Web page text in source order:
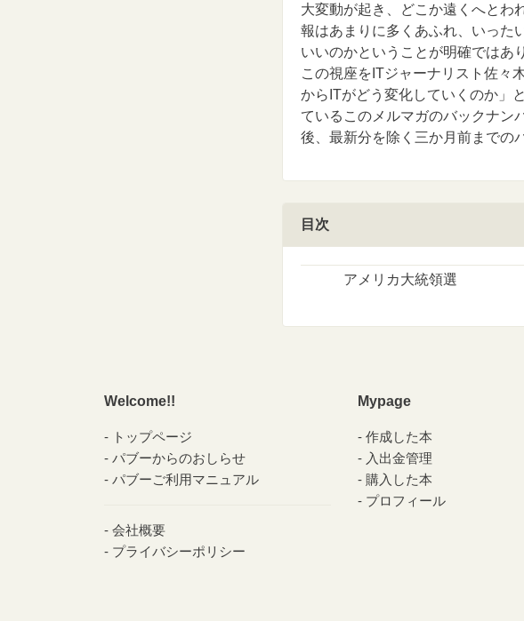
大変動が起き、どこか遠くへとわ
報はあまりに多くあふれ、いった
いいのかということが明確ではあ
この視座をITジャーナリスト佐々
からITがどう変化していくのか」
ているこのメルマガのバックナン
後、最新分を除く三か月前までの
目次
アメリカ大統領選
Welcome!!
トップページ
パブーからのおしらせ
パブーご利用マニュアル
会社概要
プライバシーポリシー
Mypage
作成した本
入出金管理
購入した本
プロフィール